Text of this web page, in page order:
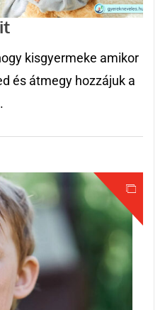
kisgyermeke amikor
és átmegy hozzájuk a